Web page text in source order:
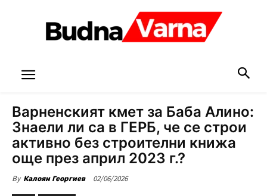
Варненският кмет за Баба Алино:
Знаели ли са в ГЕРБ, че се строи
активно без строителни книжа
още през април 2023 г.?
By Калоян Георгиев 02/06/2026